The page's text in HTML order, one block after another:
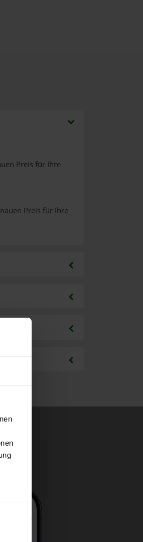
Preis für Ihre
Preis für Ihre